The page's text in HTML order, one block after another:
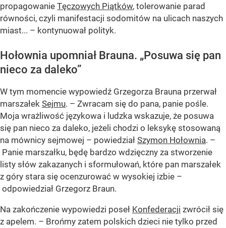
propagowanie Tęczowych Piątków, tolerowanie parad
równości, czyli manifestacji sodomitów na ulicach naszych
miast... – kontynuował polityk.
Hołownia upomniał Brauna. „Posuwa się pan
nieco za daleko”
W tym momencie wypowiedź Grzegorza Brauna przerwał
marszałek Sejmu. – Zwracam się do pana, panie pośle.
Moja wrażliwość językowa i ludzka wskazuje, że posuwa
się pan nieco za daleko, jeżeli chodzi o leksykę stosowaną
na mównicy sejmowej – powiedział Szymon Hołownia. –
Panie marszałku, będę bardzo wdzięczny za stworzenie
listy słów zakazanych i sformułowań, które pan marszałek
z góry stara się ocenzurować w wysokiej izbie –
odpowiedział Grzegorz Braun.
Na zakończenie wypowiedzi poseł Konfederacji zwrócił się
z apelem. – Brońmy zatem polskich dzieci nie tylko przed